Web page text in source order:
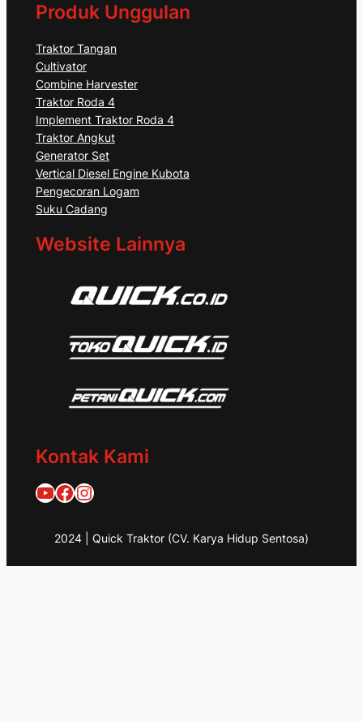
Produk Unggulan
Traktor Tangan
Cultivator
Combine Harvester
Traktor Roda 4
Implement Traktor Roda 4
Traktor Angkut
Generator Set
Vertical Diesel Engine Kubota
Pengecoran Logam
Suku Cadang
Website Lainnya
Kontak Kami
Quick Traktor
Traktor Quick 1953@quicktraktor
2024 | Quick Traktor (CV. Karya Hidup Sentosa)